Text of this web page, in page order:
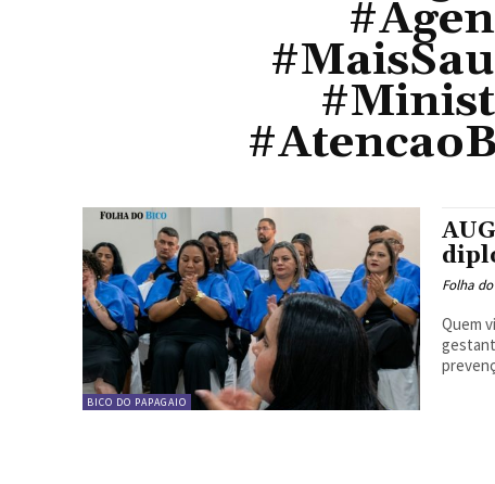
BICO DO PAPAGAIO
Folha
Quem